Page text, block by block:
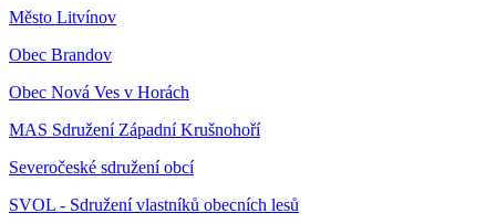
Město Litvínov
Obec Brandov
Obec Nová Ves v Horách
MAS Sdružení Západní Krušnohoří
Severočeské sdružení obcí
SVOL - Sdružení vlastníků obecních lesů